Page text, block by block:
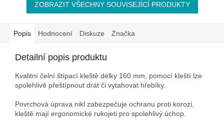
ZOBRAZIT VŠECHNY SOUVISEJÍCÍ PRODUKTY
Popis Hodnocení Diskuze Značka
Detailní popis produktu
Kvalitní čelní štípací kleště délky 160 mm, pomocí kleští lze
spolehlivě přeštípnout drát či vytahovat hřebíky.
Povrchová úprava nikl zabezpečuje ochranu proti korozi,
kleště mají ergonomické rukojeti pro spolehlivý úchop.